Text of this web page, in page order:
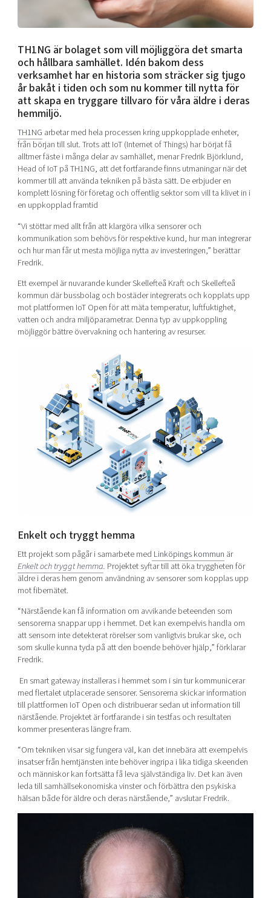
Shaping cities and regions
Bright East
East Sweden Tech Women
Reversed mentorship
Current offers and activities
Upscaling
Talent & skills
Startup & industry collaboration
Offers to boost your business
Funding opportunities
Our community of companies
Projects
Publications
Project toolbox
Our clusters
Reach out to us
Locations
Today's lunch in Mjärdevi
TH1NG är bolaget som vill möjliggöra det smarta
och hållbara samhället. Idén bakom dess
verksamhet har en historia som sträcker sig tjugo
år bakåt i tiden och som nu kommer till nytta för
att skapa en tryggare tillvaro för våra äldre i deras
hemmiljö.
TH1NG arbetar med hela processen kring uppkopplade enheter,
från början till slut. Trots att IoT (Internet of Things) har börjat få
alltmer fäste i många delar av samhället, menar Fredrik Björklund,
Head of IoT på TH1NG, att det fortfarande finns utmaningar när det
kommer till att använda tekniken på bästa sätt. De erbjuder en
komplett lösning för företag och offentlig sektor som vill ta klivet in i
en uppkopplad framtid
“Vi stöttar med allt från att klargöra vilka sensorer och
kommunikation som behövs för respektive kund, hur man integrerar
och hur man får ut mesta möjliga nytta av investeringen,” berättar
Fredrik.
Ett exempel är nuvarande kunder Skellefteå Kraft och Skellefteå
kommun där bussbolag och bostäder integrerats och kopplats upp
mot plattformen IoT Open för att mäta temperatur, luftfuktighet,
vatten och andra miljöparametrar. Denna typ av uppkoppling
möjliggör bättre övervakning och hantering av resurser.
Enkelt och tryggt hemma
Ett projekt som pågår i samarbete med Linköpings kommun är
Enkelt och tryggt hemma. Projektet syftar till att öka tryggheten för
äldre i deras hem genom användning av sensorer som kopplas upp
mot fibernätet.
“Närstående kan få information om avvikande beteenden som
sensorerna snappar upp i hemmet. Det kan exempelvis handla om
att sensorn inte detekterat rörelser som vanligtvis brukar ske, och
som skulle kunna tyda på att den boende behöver hjälp,” förklarar
Fredrik.
En smart gateway installeras i hemmet som i sin tur kommunicerar
med flertalet utplacerade sensorer. Sensorerna skickar information
till plattformen IoT Open och distribuerar sedan ut information till
närstående. Projektet är fortfarande i sin testfas och resultaten
kommer presenteras längre fram.
“Om tekniken visar sig fungera väl, kan det innebära att exempelvis
insatser från hemtjänsten inte behöver ingripa i lika tidiga skeenden
och människor kan fortsätta få leva självständiga liv. Det kan även
leda till samhällsekonomiska vinster och förbättra den psykiska
hälsan både för äldre och deras närstående,” avslutar Fredrik.